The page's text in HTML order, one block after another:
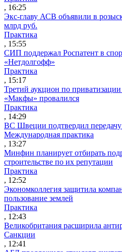
, 16:25
Экс-главу АСВ объявили в
млрд руб.
Практика
, 15:55
СИП поддержал Роспатент в
«Нетдолгофф»
Практика
, 15:17
Третий аукцион по приватизации
«Макфы» провалился
Практика
, 14:29
ВС Швеции подтвердил передачу
Международная практика
, 13:27
Минфин планирует отбирать
строительстве по их репутации
Практика
, 12:52
Экономколлегия защитила
пользование землей
Практика
, 12:43
Великобритания расширила
Санкции
, 12:41